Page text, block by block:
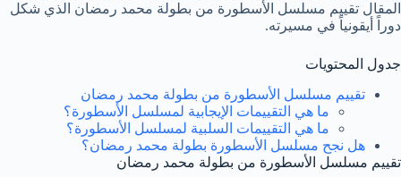
المقال تقييم مسلسل الأسطورة من بطولة محمد رمضان الذي شكل
دوراً أيقونياً في مسيرته.
جدول المحتويات
تقييم مسلسل الأسطورة من بطولة محمد رمضان
ما هي التقييمات الإيجابية لمسلسل الأسطورة؟
ما هي التقييمات السلبية لمسلسل الأسطورة؟
هل نجح مسلسل الأسطورة بطولة محمد رمضان؟
تقييم مسلسل الأسطورة من بطولة محمد رمضان